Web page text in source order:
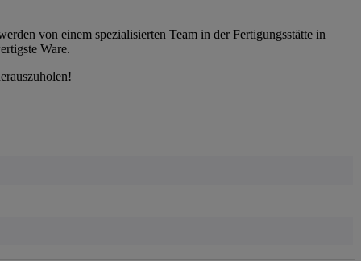
von einem spezialisierten Team in der Fertigungsstätte in
Ware.